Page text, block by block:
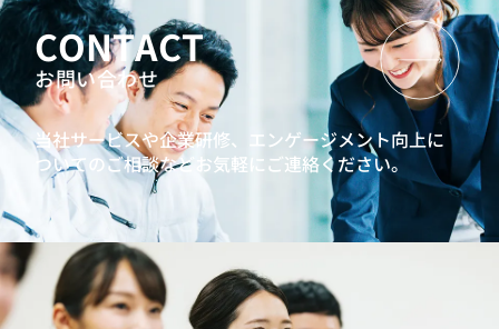
CONTACT
お問い合わせ
当社サービスや企業研修、エンゲージメント向上に
ついてのご相談などお気軽にご連絡ください。